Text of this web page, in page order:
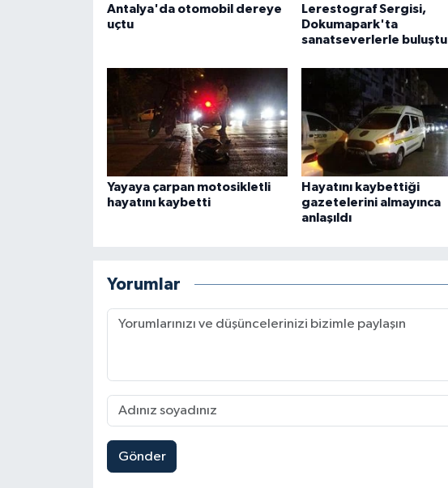
Antalya'da otomobil dereye
uçtu
Lerestograf Sergisi,
Dokumapark'ta
sanatseverlerle buluştu
Yayaya çarpan motosikletli
hayatını kaybetti
Hayatını kaybettiği
gazetelerini almayınca
anlaşıldı
Yorumlar
Gönder